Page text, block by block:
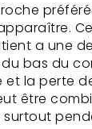
a une
bas du
et la perte
être